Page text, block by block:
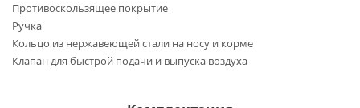
Противоскользящее покрытие
Ручка
Кольцо из нержавеющей стали на носу и корме
Клапан для быстрой подачи и выпуска воздуха